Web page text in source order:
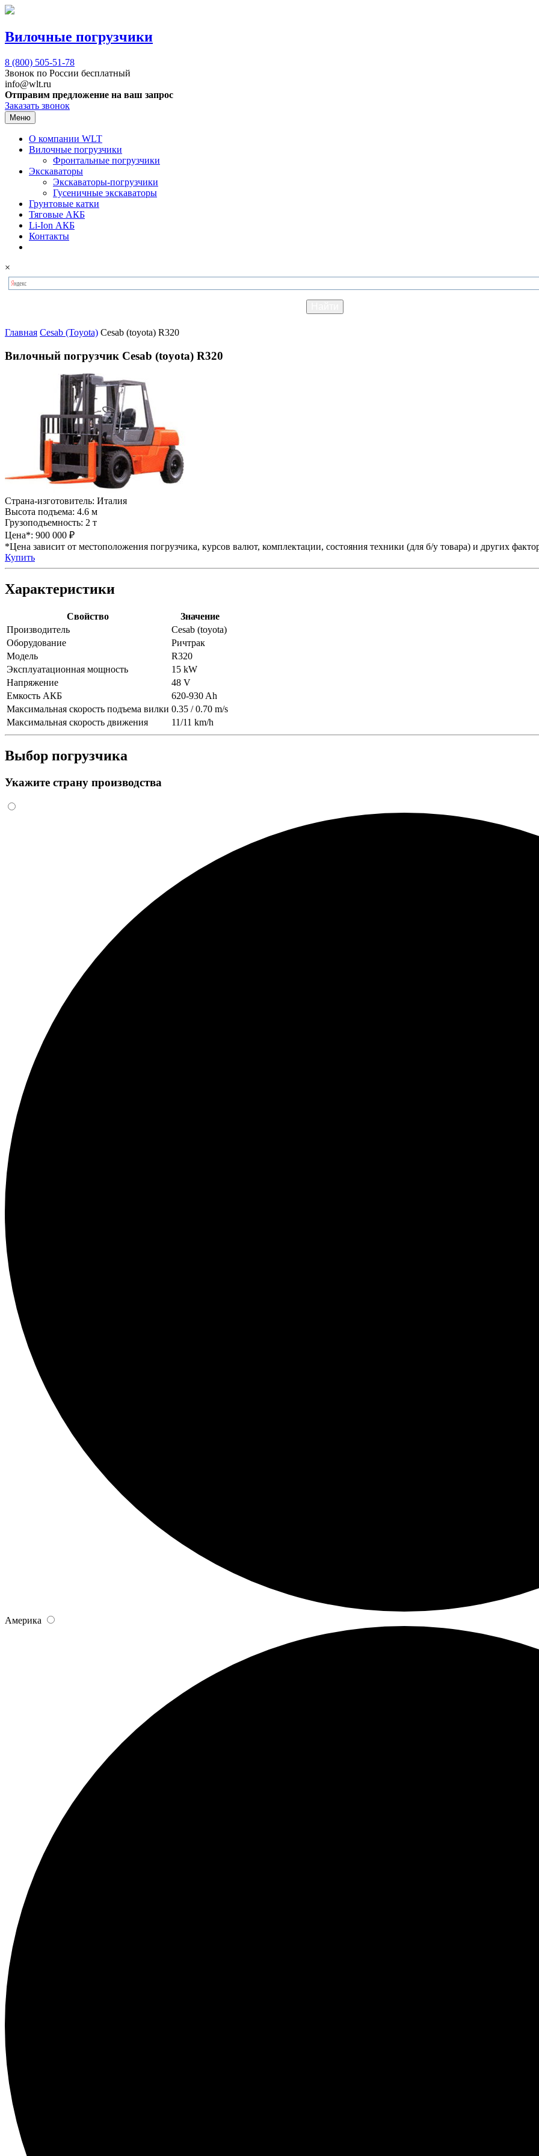
Вилочные погрузчики
8 (800) 505-51-78
Звонок по России бесплатный
info@wlt.ru
Отправим предложение на ваш запрос
Заказать звонок
Меню
О компании WLT
Вилочные погрузчики
Фронтальные погрузчики
Экскаваторы
Экскаваторы-погрузчики
Гусеничные экскаваторы
Грунтовые катки
Тяговые АКБ
Li-Ion АКБ
Контакты
×
Главная Cesab (Toyota) Cesab (toyota) R320
Вилочный погрузчик Cesab (toyota) R320
Страна-изготовитель: Италия
Высота подъема: 4.6 м
Грузоподъемность: 2 т
Цена*: 900 000 ₽
*Цена зависит от местоположения погрузчика, курсов валют, комплектации, состояния техники (для б/у товара) и других
Купить
Характеристики
Свойство
Значение
Производитель
Cesab (toyota)
Оборудование
Ричтрак
Модель
R320
Эксплуатационная мощность
15 kW
Напряжение
48 V
Емкость АКБ
620-930 Ah
Максимальная скорость подъема вилки 0.35 / 0.70 m/s
Максимальная скорость движения
11/11 km/h
Выбор погрузчика
Укажите страну производства
Америка